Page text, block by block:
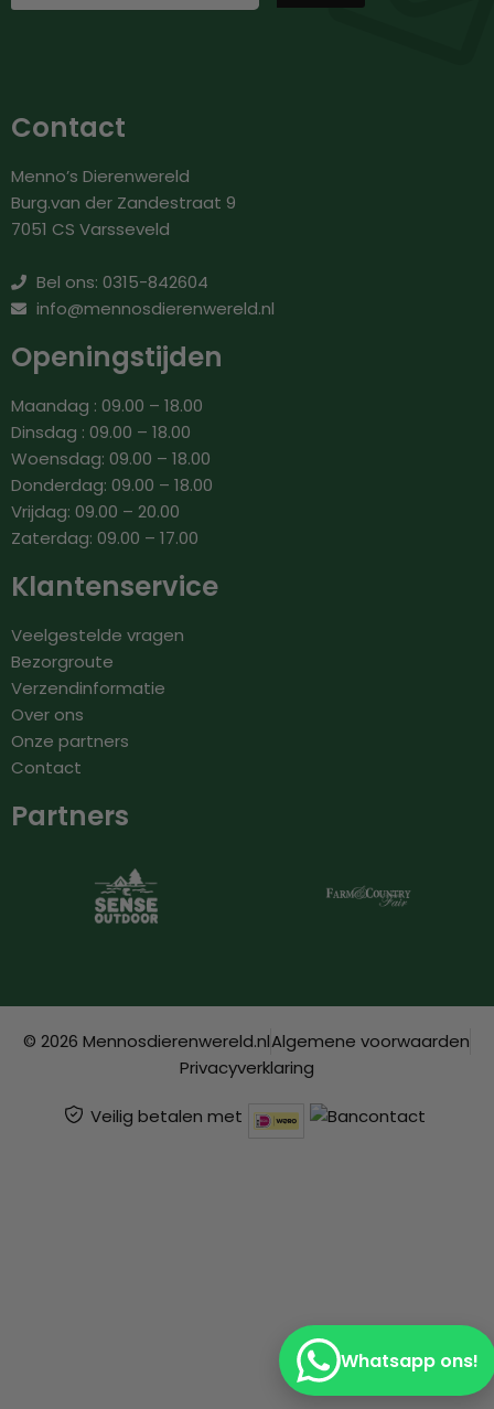
Contact
Menno’s Dierenwereld
Burg.van der Zandestraat 9
7051 CS Varsseveld
Bel ons: 0315-842604
info@mennosdierenwereld.nl
Openingstijden
Maandag : 09.00 – 18.00
Dinsdag : 09.00 – 18.00
Woensdag: 09.00 – 18.00
Donderdag: 09.00 – 18.00
Vrijdag: 09.00 – 20.00
Zaterdag: 09.00 – 17.00
Klantenservice
Veelgestelde vragen
Bezorgroute
Verzendinformatie
Over ons
Onze partners
Contact
Partners
© 2026 Mennosdierenwereld.nlAlgemene voorwaarden
Privacyverklaring
Veilig betalen met
Whatsapp ons!